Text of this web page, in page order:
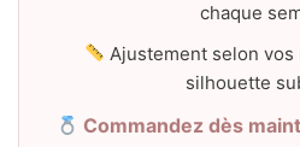
chaque
Ajustement selon
silhouette
Commandez dès